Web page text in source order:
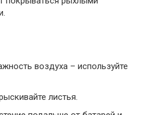
воздуха – используйте
листья.